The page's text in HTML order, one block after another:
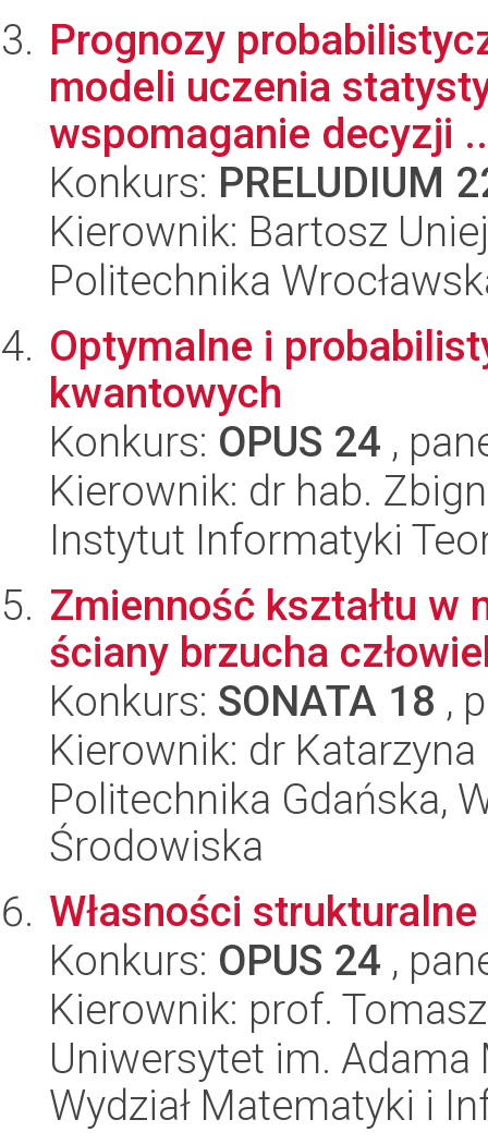
Prognozy
modeli uczenia
wspomaganie decyzji
Konkurs: PRELUDIUM
Kierownik: Bartosz
Politechnika
Optymalne i
kwantowych
Konkurs: OPUS 24 ,
Kierownik: dr hab.
Instytut Informatyki
Zmienność kształtu w
ściany brzucha
Konkurs: SONATA 18 ,
Kierownik: dr
Politechnika Gdańska,
Środowiska
Własności
Konkurs: OPUS 24 ,
Kierownik: prof.
Uniwersytet im.
Wydział Matematyki i